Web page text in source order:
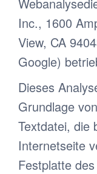
Inc., 1600
View, CA
Google)
Dieses
Grundlage
Textdatei, die
Internetseite
Festplatte